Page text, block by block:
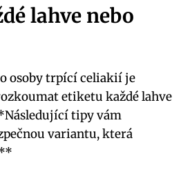
lahve nebo
osoby trpící celiakií je
etiketu každé lahve
tipy vám
variantu, která